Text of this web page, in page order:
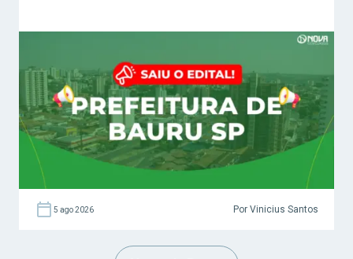
5 ago 2026 Por Vinicius Santos